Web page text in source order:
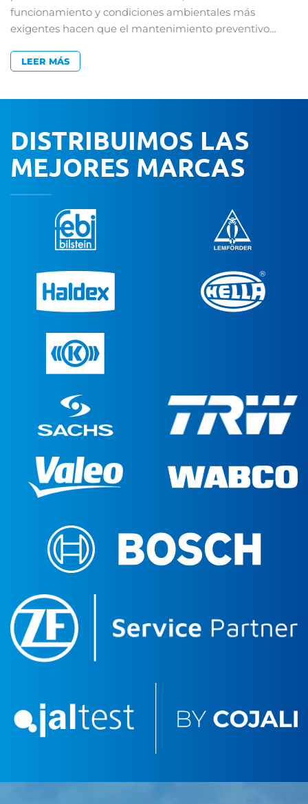
funcionamiento y condiciones ambientales más
exigentes hacen que el mantenimiento preventivo…
LEER MÁS
DISTRIBUIMOS LAS
MEJORES MARCAS